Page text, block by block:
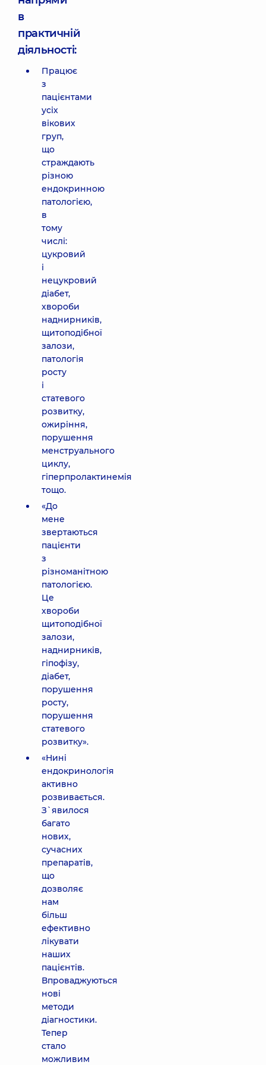
в
практичній
діяльності:
Працює
з
пацієнтами
усіх
вікових
груп,
що
страждають
різною
ендокринною
патологією,
в
тому
числі:
цукровий
і
нецукровий
діабет,
хвороби
наднирників,
щитоподібної
залози,
патологія
росту
і
статевого
розвитку,
ожиріння,
порушення
менструального
циклу,
гіперпролактинемія
тощо.
«До
мене
звертаються
пацієнти
з
різноманітною
патологією.
Це
хвороби
щитоподібної
залози,
наднирників,
гіпофізу,
діабет,
порушення
росту,
порушення
статевого
розвитку».
«Нині
ендокринологія
активно
розвивається.
З`явилося
багато
нових,
сучасних
препаратів,
що
дозволяє
нам
більш
ефективно
лікувати
наших
пацієнтів.
Впроваджуються
нові
методи
діагностики.
Тепер
стало
можливим